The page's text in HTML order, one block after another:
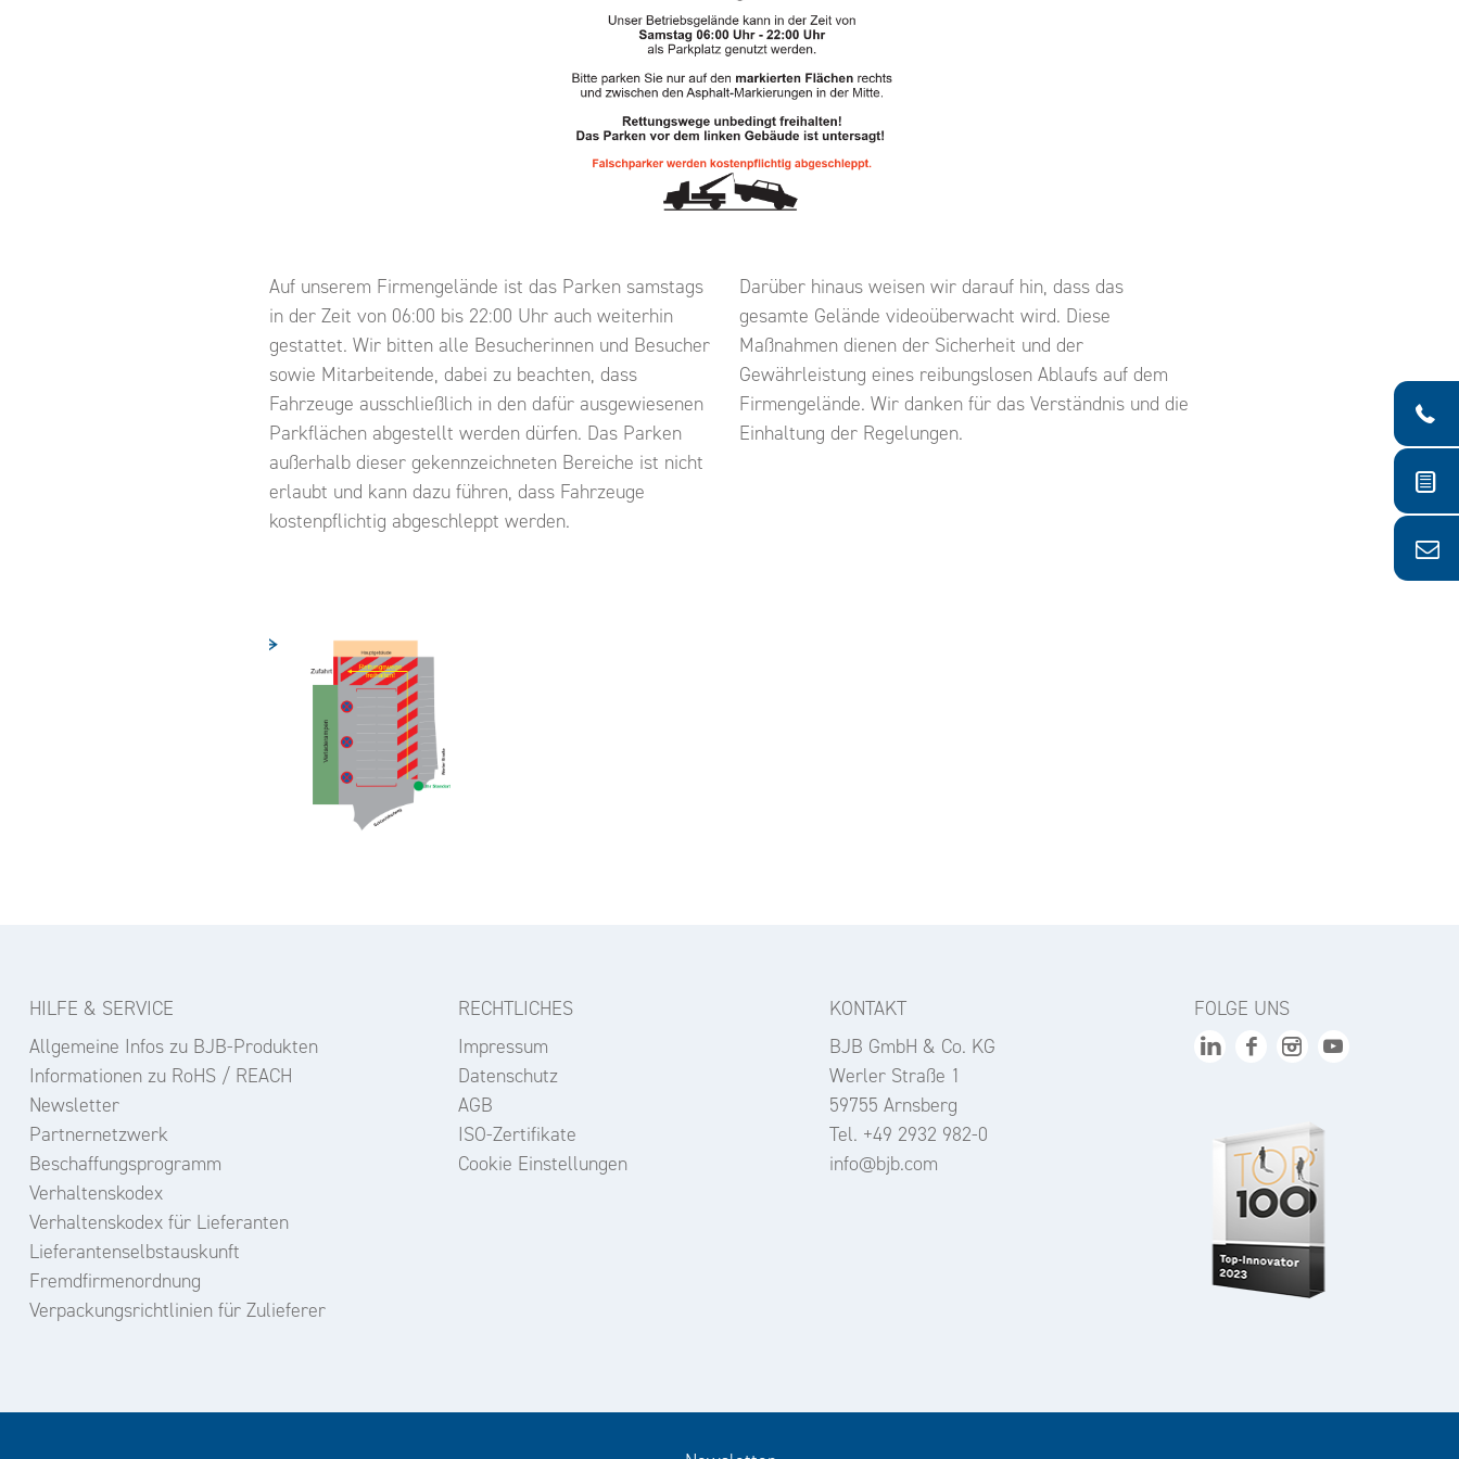
Auf unserem Firmengelände ist das Parken samstags
in der Zeit von 06:00 bis 22:00 Uhr auch weiterhin
gestattet. Wir bitten alle Besucherinnen und Besucher
sowie Mitarbeitende, dabei zu beachten, dass
Fahrzeuge ausschließlich in den dafür ausgewiesenen
Parkflächen abgestellt werden dürfen. Das Parken
außerhalb dieser gekennzeichneten Bereiche ist nicht
erlaubt und kann dazu führen, dass Fahrzeuge
kostenpflichtig abgeschleppt werden.
Darüber hinaus weisen wir darauf hin, dass das
gesamte Gelände videoüberwacht wird. Diese
Maßnahmen dienen der Sicherheit und der
Gewährleistung eines reibungslosen Ablaufs auf dem
Firmengelände. Wir danken für das Verständnis und die
Einhaltung der Regelungen.
HILFE & SERVICE
Allgemeine Infos zu BJB-Produkten
Informationen zu RoHS / REACH
Newsletter
Partnernetzwerk
Beschaffungsprogramm
Verhaltenskodex
Verhaltenskodex für Lieferanten
Lieferantenselbstauskunft
Fremdfirmenordnung
Verpackungsrichtlinien für Zulieferer
RECHTLICHES
Impressum
Datenschutz
AGB
ISO-Zertifikate
Cookie Einstellungen
KONTAKT
BJB GmbH & Co. KG
Werler Straße 1
59755 Arnsberg
Tel. +49 2932 982-0
info@bjb.com
FOLGE UNS